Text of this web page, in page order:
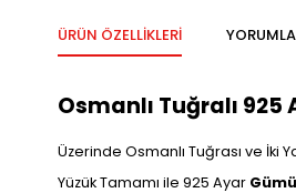
ÜRÜN ÖZELLIKLERI
Osmanlı Tuğralı
Üzerinde Osmanlı Tuğrası ve İki
Yüzük Tamamı ile 925 Ayar